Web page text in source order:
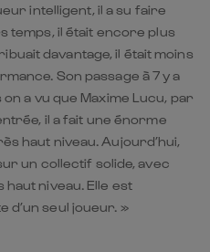
intelligent, il a su faire
temps, il était encore plus
davantage, il était moins
Son passage à 7 y a
a vu que Maxime Lucu, par
il a fait une énorme
haut niveau. Aujourd’hui,
un collectif solide, avec
niveau. Elle est
d’un seul joueur. »